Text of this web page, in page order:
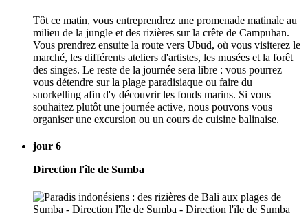
Tôt ce matin, vous entreprendrez une promenade matinale au
milieu de la jungle et des rizières sur la crête de Campuhan.
Vous prendrez ensuite la route vers Ubud, où vous visiterez le
marché, les différents ateliers d'artistes, les musées et la forêt
des singes. Le reste de la journée sera libre : vous pourrez
vous détendre sur la plage paradisiaque ou faire du
snorkelling afin d'y découvrir les fonds marins. Si vous
souhaitez plutôt une journée active, nous pouvons vous
organiser une excursion ou un cours de cuisine balinaise.
jour 6
Direction l'île de Sumba